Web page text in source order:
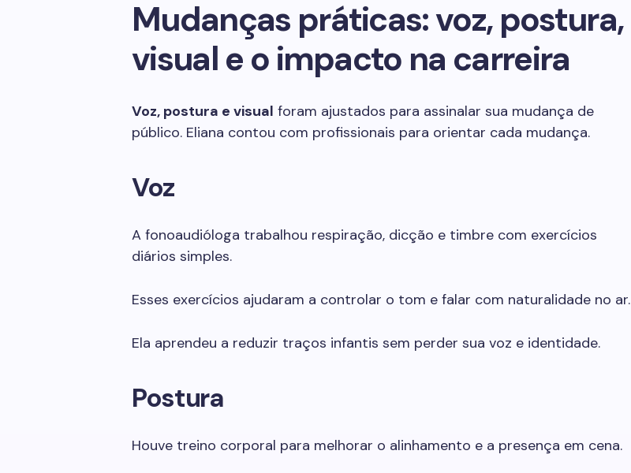
Mudanças práticas: voz, postura,
visual e o impacto na carreira
Voz, postura e visual foram ajustados para assinalar sua mudança de
público. Eliana contou com profissionais para orientar cada mudança.
Voz
A fonoaudióloga trabalhou respiração, dicção e timbre com exercícios
diários simples.
Esses exercícios ajudaram a controlar o tom e falar com naturalidade no ar.
Ela aprendeu a reduzir traços infantis sem perder sua voz e identidade.
Postura
Houve treino corporal para melhorar o alinhamento e a presença em cena.